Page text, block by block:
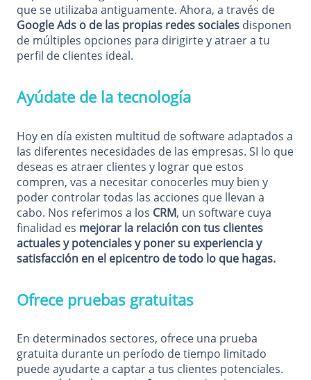
que se utilizaba antiguamente. Ahora, a través de
Google Ads o de las propias redes sociales disponen
de múltiples opciones para dirigirte y atraer a tu
perfil de clientes ideal.
Ayúdate de la tecnología
Hoy en día existen multitud de software adaptados a
las diferentes necesidades de las empresas. SI lo que
deseas es atraer clientes y lograr que estos
compren, vas a necesitar conocerles muy bien y
poder controlar todas las acciones que llevan a
cabo. Nos referimos a los CRM, un software cuya
finalidad es mejorar la relación con tus clientes
actuales y potenciales y poner su experiencia y
satisfacción en el epicentro de todo lo que hagas.
Ofrece pruebas gratuitas
En determinados sectores, ofrece una prueba
gratuita durante un período de tiempo limitado
puede ayudarte a captar a tus clientes potenciales.